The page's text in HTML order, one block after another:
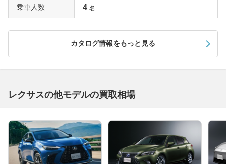
乗車人数 4 名
カタログ情報をもっと見る
レクサスの他モデルの買取相場